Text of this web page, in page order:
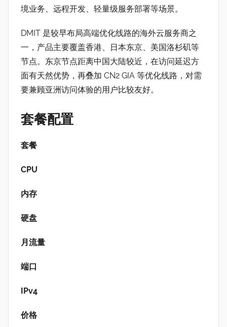
境业务、远程开发、轻量级服务部署等场景。
DMIT 是较早布局高端优化线路的海外云服务商之
一，产品主要覆盖香港、日本东京、美国洛杉矶等
节点。东京节点距离中国大陆较近，在访问延迟方
面有天然优势，再叠加 CN2 GIA 等优化线路，对需
要兼顾亚洲访问体验的用户比较友好。
套餐配置
套餐
CPU
内存
硬盘
月流量
端口
IPv4
价格